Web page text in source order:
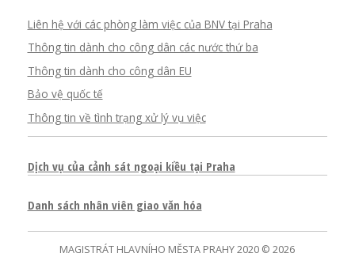
Liên hệ với các phòng làm việc của BNV tại Praha
Thông tin dành cho công dân các nước thứ ba
Thông tin dành cho công dân EU
Bảo vệ quốc tế
Thông tin về tình trạng xử lý vụ việc
Dịch vụ của cảnh sát ngoại kiều tại Praha
Danh sách nhân viên giao văn hóa
MAGISTRÁT HLAVNÍHO MĚSTA PRAHY 2020 © 2026